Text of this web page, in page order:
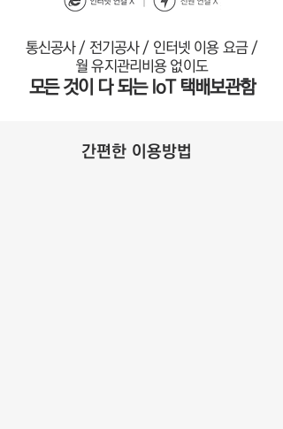
통신공사 / 전기공사 / 인터넷 이용 요금 /
월 유지관리비용 없이도
모든 것이 다 되는 IoT 택배보관함
​간편한 이용방법